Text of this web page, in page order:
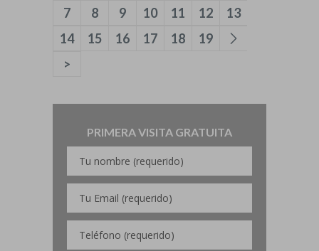
7
8 9 10 11 12
13
14
15 16 17 18
19
>
PRIMERA VISITA GRATUITA